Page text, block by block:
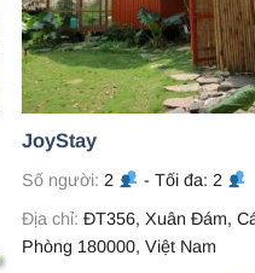
JoyStay
Số người: 2
- Tối đa: 2
Địa chỉ: ĐT356, Xuân Đám,
Phòng 180000, Việt Nam